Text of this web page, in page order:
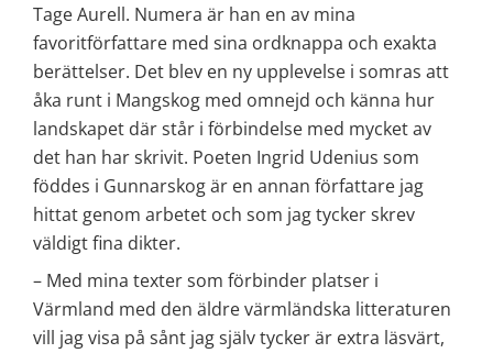
Tage Aurell. Numera är han en av mina
favoritförfattare med sina ordknappa och exakta
berättelser. Det blev en ny upplevelse i somras att
åka runt i Mangskog med omnejd och känna hur
landskapet där står i förbindelse med mycket av
det han har skrivit. Poeten Ingrid Udenius som
föddes i Gunnarskog är en annan författare jag
hittat genom arbetet och som jag tycker skrev
väldigt fina dikter.
– Med mina texter som förbinder platser i
Värmland med den äldre värmländska litteraturen
vill jag visa på sånt jag själv tycker är extra läsvärt,